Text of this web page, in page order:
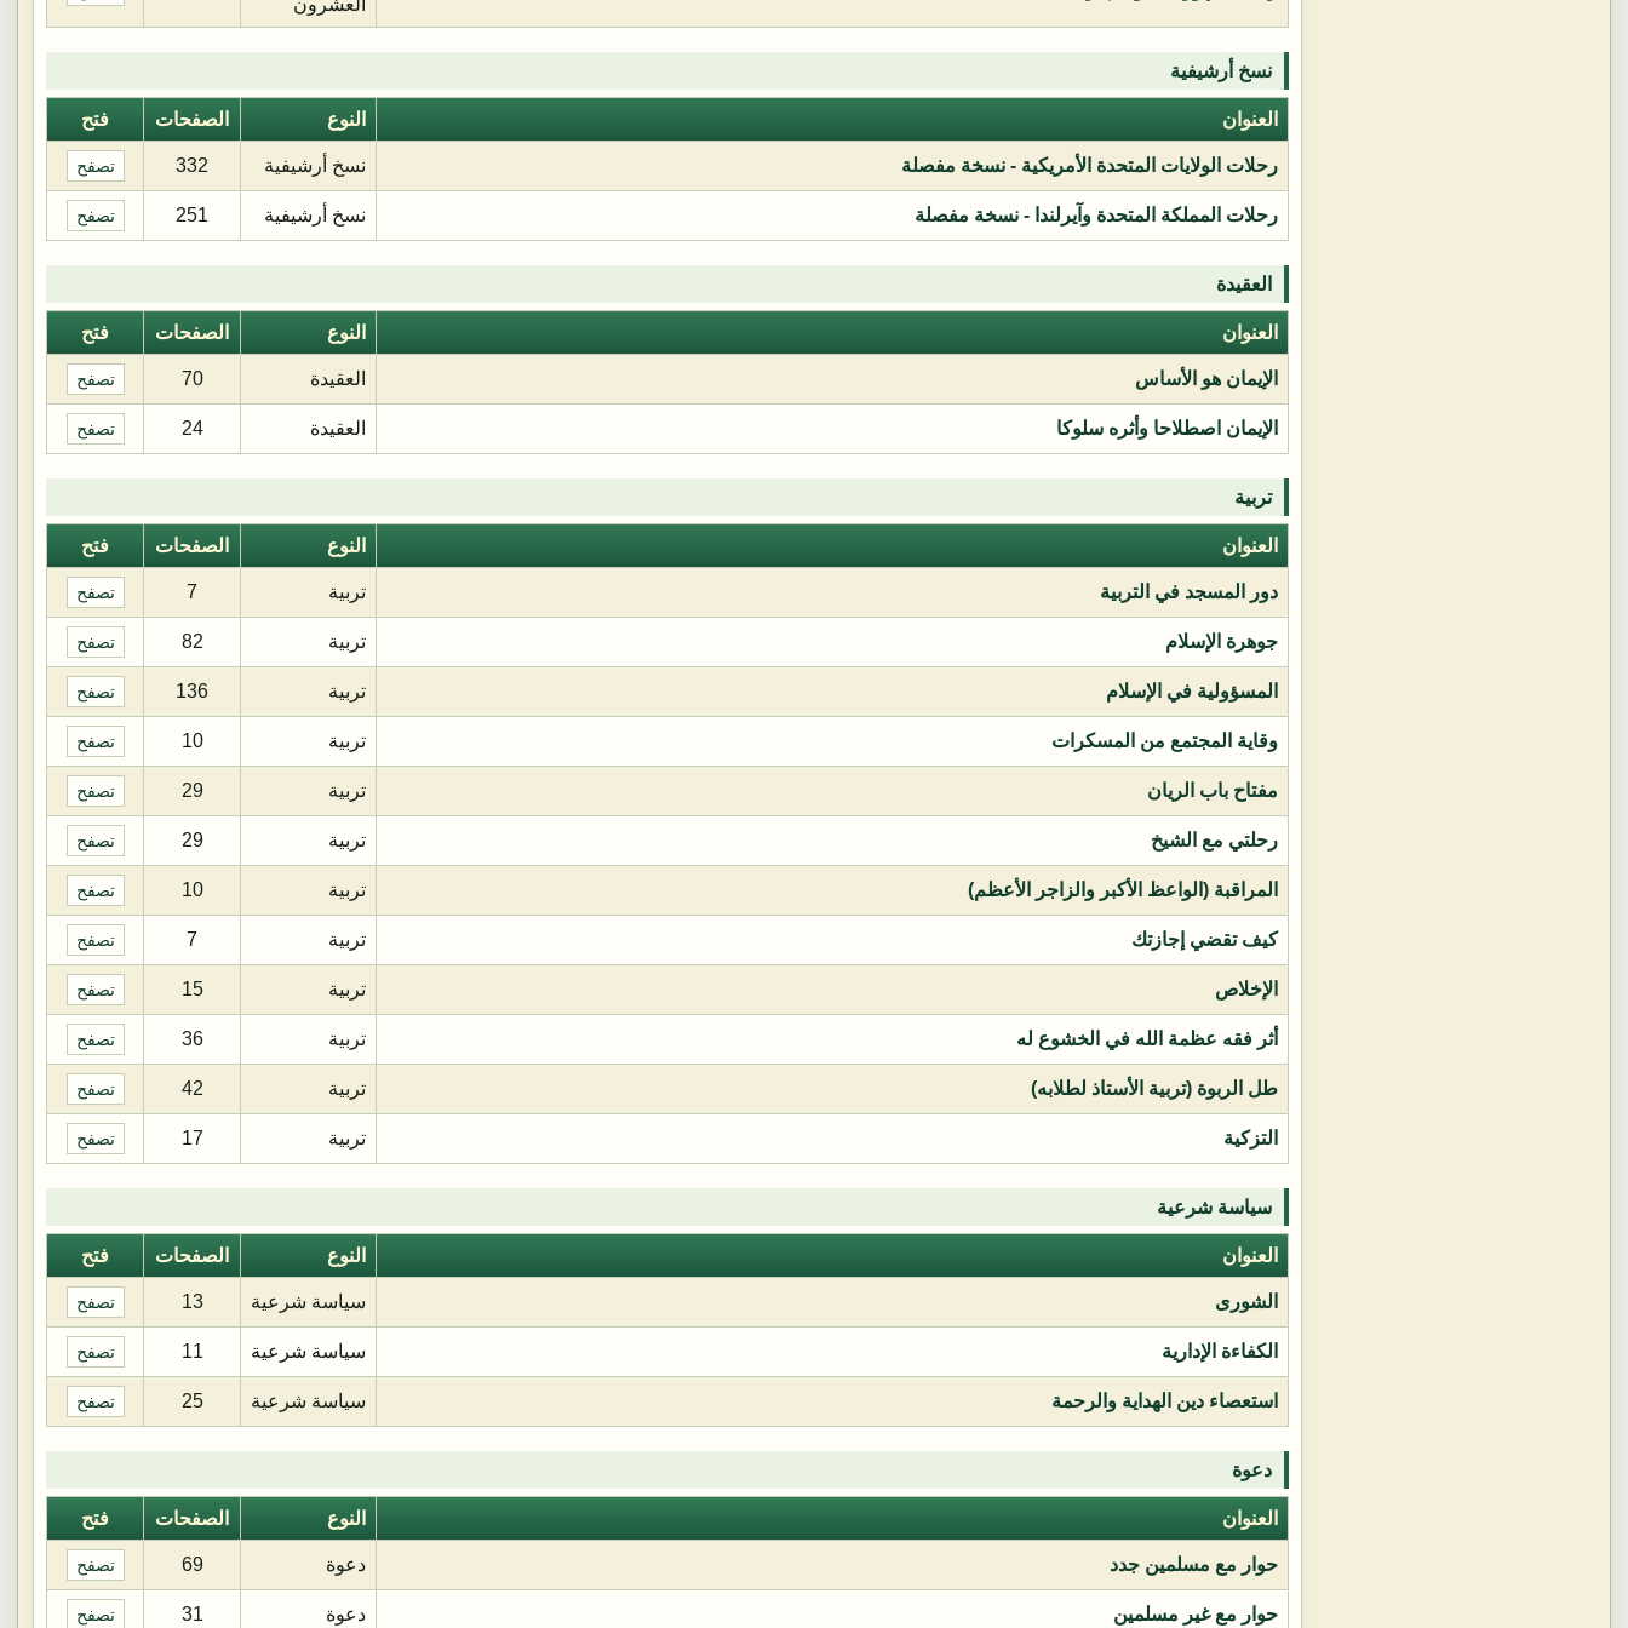
نسخ أرشيفية
العنوان النوع الصفحات فتح
رحلات الولايات المتحدة الأمريكية - نسخة مفصلة نسخ أرشيفية 332 تصفح
رحلات المملكة المتحدة وآيرلندا - نسخة مفصلة نسخ أرشيفية 251 تصفح
العقيدة
العنوان النوع الصفحات فتح
الإيمان هو الأساس العقيدة 70 تصفح
الإيمان اصطلاحا وأثره سلوكا العقيدة 24 تصفح
تربية
العنوان النوع الصفحات فتح
دور المسجد في التربية تربية 7 تصفح
جوهرة الإسلام تربية 82 تصفح
المسؤولية في الإسلام تربية 136 تصفح
وقاية المجتمع من المسكرات تربية 10 تصفح
مفتاح باب الريان تربية 29 تصفح
رحلتي مع الشيخ تربية 29 تصفح
المراقبة (الواعظ الأكبر والزاجر الأعظم) تربية 10 تصفح
كيف تقضي إجازتك تربية 7 تصفح
الإخلاص تربية 15 تصفح
أثر فقه عظمة الله في الخشوع له تربية 36 تصفح
طل الربوة (تربية الأستاذ لطلابه) تربية 42 تصفح
التزكية تربية 17 تصفح
سياسة شرعية
العنوان النوع الصفحات فتح
الشورى سياسة شرعية 13 تصفح
الكفاءة الإدارية سياسة شرعية 11 تصفح
استعصاء دين الهداية والرحمة سياسة شرعية 25 تصفح
دعوة
العنوان النوع الصفحات فتح
حوار مع مسلمين جدد دعوة 69 تصفح
حوار مع غير مسلمين دعوة 31 تصفح